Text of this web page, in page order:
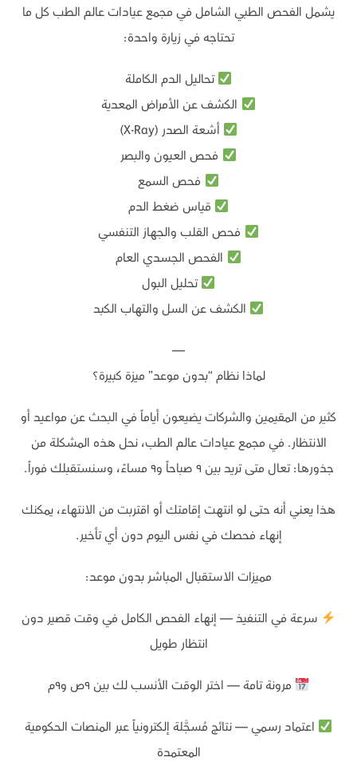
يشمل الفحص الطبي الشامل في مجمع عيادات عالم الطب كل ما
تحتاجه في زيارة واحدة:
تحاليل الدم الكاملة
الكشف عن الأمراض المعدية
أشعة الصدر (X-Ray)
فحص العيون والبصر
فحص السمع
قياس ضغط الدم
فحص القلب والجهاز التنفسي
الفحص الجسدي العام
تحليل البول
الكشف عن السل والتهاب الكبد
—
لماذا نظام “بدون موعد” ميزة كبيرة؟
كثير من المقيمين والشركات يضيعون أياماً في البحث عن مواعيد أو
الانتظار. في مجمع عيادات عالم الطب، نحل هذه المشكلة من
جذورها: تعال متى تريد بين ٩ صباحاً و٩ مساءً، وسنستقبلك فوراً.
هذا يعني أنه حتى لو انتهت إقامتك أو اقتربت من الانتهاء، يمكنك
إنهاء فحصك في نفس اليوم دون أي تأخير.
مميزات الاستقبال المباشر بدون موعد:
سرعة في التنفيذ — إنهاء الفحص الكامل في وقت قصير دون
انتظار طويل
مرونة تامة — اختر الوقت الأنسب لك بين ٩ص و٩م
اعتماد رسمي — نتائج مُسجَّلة إلكترونياً عبر المنصات الحكومية
المعتمدة